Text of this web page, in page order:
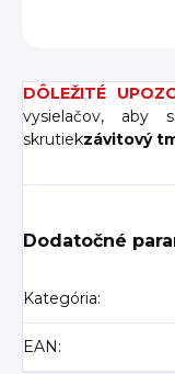
DÔLEŽITÉ
vysielačov, aby
skrutiekzávitový
Dodatočné
Kategória:
EAN :